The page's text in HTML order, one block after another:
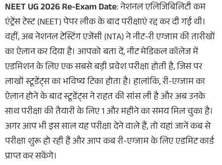
NEET UG 2026 Re-Exam Date: नेशनल एलिजिबिलिटी कम
एंट्रेंस टेस्ट (NEET) पेपर लीक के बाद परीक्षाएं रद्द कर दी गई थी।
वहीं, अब नेशनल टेस्टिंग एजेंसी (NTA) ने नीट-री एग्जाम की तारीखों
का ऐलान कर दिया है। आपको बता दें, नीट मेडिकल कॉलेज में
एडमिशन के लिए एक सबसे बड़ी प्रवेश परीक्षा होती है, जिस पर
लाखों स्टूडेंट्स का भविष्य टिका होता है। हालांकि, री-एग्जाम का
ऐलान होने के बाद स्टूडेंट्स ने राहत की सांस ली है और अब उनके
साथ परीक्षा की तैयारी के लिए 1 और महीने का समय मिल चुका है।
अगर आप भी इस साल यह परीक्षा देने वाले हैं, तो यहां जानें कब से
परीक्षा शुरू हो रही हैं और आप कब री-एग्जाम के लिए एडमिट कार्ड
प्राप्त कर सकेंगे।